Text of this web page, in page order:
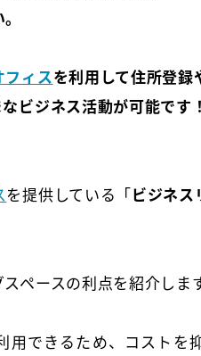
フィスを利用して住所登録
ビジネス活動が可能です
を提供している「 ビジネス
ペースの利点を紹介します
用できるため、コストを